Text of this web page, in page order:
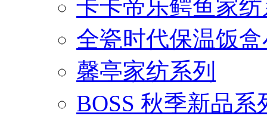
卡卡帝乐鳄鱼家
全瓷时代保温饭
馨亭家纺系列
BOSS 秋季新品系